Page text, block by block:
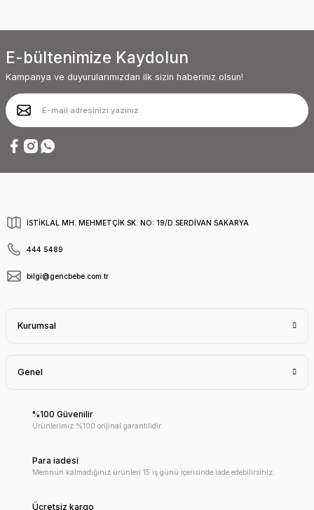
E-bültenimize Kaydolun
Kampanya ve duyurularımızdan ilk sizin haberiniz olsun!
İSTİKLAL MH. MEHMETÇİK SK. NO: 19/D SERDİVAN SAKARYA
444 5489
bilgi@gencbebe.com.tr
Kurumsal
Genel
%100 Güvenilir
Ürünlerimiz %100 orijinal garantilidir.
Para iadesi
Memnun kalmadığınız ürünleri 15 iş günü içerisinde iade edebilirsiniz.
Ücretsiz kargo